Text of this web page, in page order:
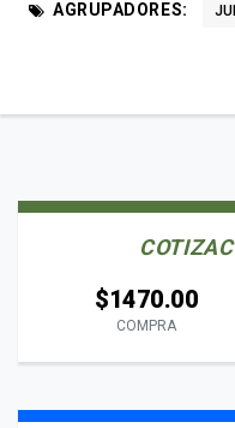
AGRUPADORES:
$1470.00
COMPRA